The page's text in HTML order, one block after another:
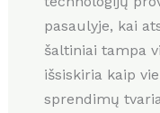
pasaulyje, kai
šaltiniai tampa
išsiskiria kaip
sprendimų